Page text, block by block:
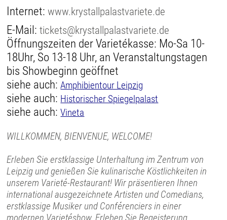
Internet:www.krystallpalastvariete.de
E-Mail:tickets@krystallpalastvariete.de
Öffnungszeiten der Varietékasse: Mo-Sa 10-
18Uhr, So 13-18 Uhr, an Veranstaltungstagen
bis Showbeginn geöffnet
siehe auch:Amphibientour Leipzig
siehe auch: Historischer Spiegelpalast
siehe auch:Vineta
WILLKOMMEN, BIENVENUE, WELCOME!
Erleben Sie erstklassige Unterhaltung im Zentrum von
Leipzig und genießen Sie kulinarische Köstlichkeiten in
unserem Varieté-Restaurant! Wir präsentieren Ihnen
international ausgezeichnete Artisten und Comedians,
erstklassige Musiker und Conférenciers in einer
modernen Varietéshow. Erleben Sie Begeisterung